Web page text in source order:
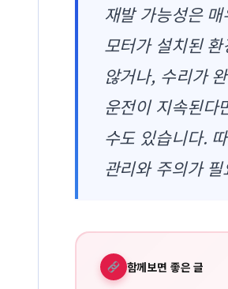
재발 가능성은
모터가 설치된
않거나, 수리가
운전이 지속된다
수도 있습니다.
관리와 주의가
함께보면 좋은 글